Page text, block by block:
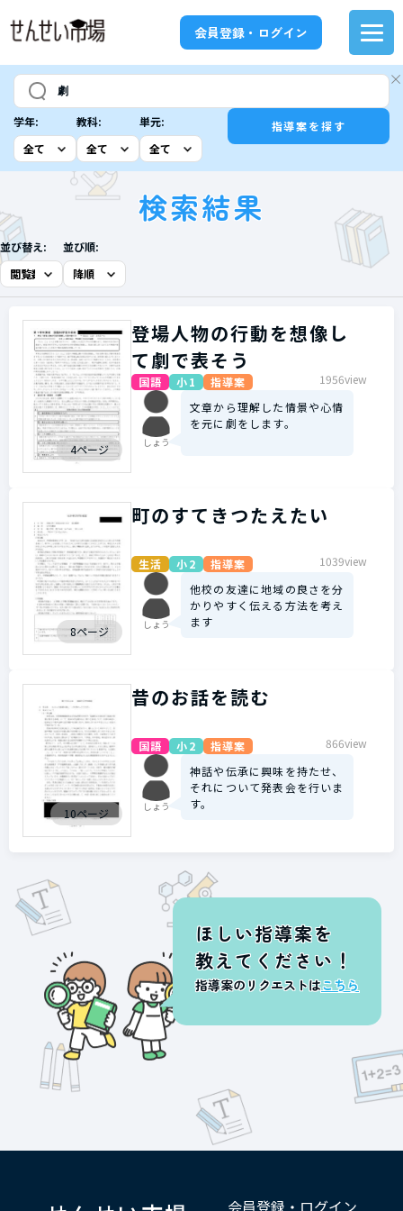
会員登録・ログイン
学年: 教科: 単元: 指導案を探す
検索結果
並び替え: 並び順:
4ページ
登場人物の行動を想像し
て劇で表そう
国語 小1 指導案 1956view
しょう
文章から理解した情景や心情
を元に劇をします。
8ページ
町のすてきつたえたい
生活 小2 指導案 1039view
しょう
他校の友達に地域の良さを分
かりやすく伝える方法を考え
ます
10ページ
昔のお話を読む
国語 小2 指導案 866view
しょう
神話や伝承に興味を持たせ、
それについて発表会を行いま
す。
ほしい指導案を
教えてください！
指導案のリクエストはこちら
会員登録・ログイン